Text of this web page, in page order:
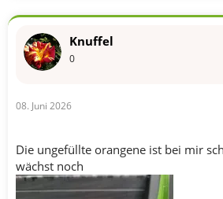
o
e
n
Knuffel
0
08. Juni 2026
Die ungefüllte orangene ist bei mir
wächst noch